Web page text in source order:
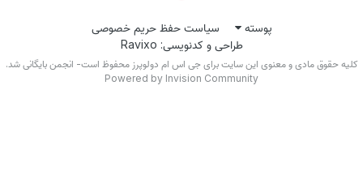
پوسته
سیاست حفظ حریم خصوصی
طراحی و کدنویسی: Ravixo
حقوق مادی و معنوی این سایت برای جی اس ام دولوپرز محفوظ است- انجمن بایگانی شد.
Powered by Invision Community